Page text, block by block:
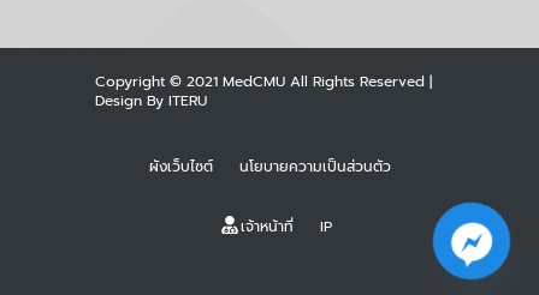
Copyright © 2021 MedCMU All Rights Reserved |
Design By ITERU
ผังเว็บไซต์ นโยบายความเป็นส่วนตัว
เจ้าหน้าที่ IP